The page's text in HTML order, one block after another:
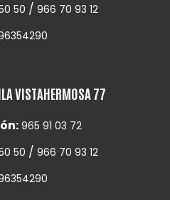
50 / 966 70 93 12
VISTAHERMOSA 77
965 91 03 72
50 / 966 70 93 12